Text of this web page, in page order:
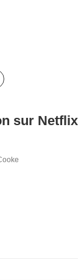
sur Netflix